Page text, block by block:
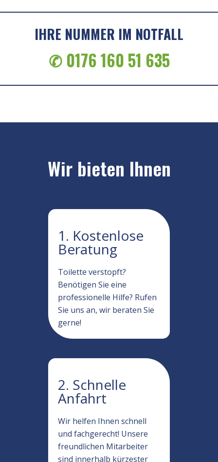
IHRE NUMMER IM NOTFALL
✆ 0176 160 51 635
Wir bieten Ihnen
1. Kostenlose
Beratung
Toilette verstopft?
Benötigen Sie eine
professionelle Hilfe? Rufen
Sie uns an, wir beraten Sie
gerne!
2. Schnelle
Anfahrt
Wir helfen Ihnen schnell
und fachgerecht! Unsere
freundlichen Mitarbeiter
sind innerhalb kürzester